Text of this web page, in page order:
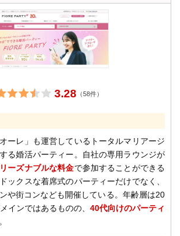
3.28 （58件）
ーレ」も運営しているトータルマリアージ
る婚活パーティー。自社の専用ラウンジが
リーズナブルな料金で参加することができる
ックスな着席式のパーティーだけでなく、
や街コンなども開催している。年齢層は20
インではあるものの、 40代向けのパーティ